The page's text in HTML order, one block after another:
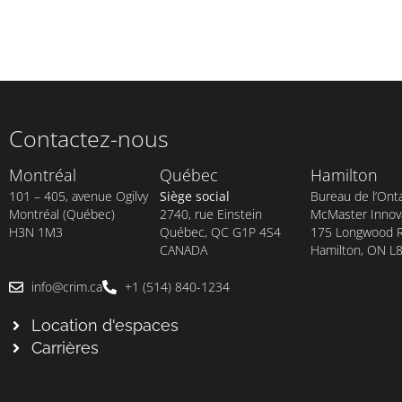
Contactez-nous
Montréal
101 – 405, avenue Ogilvy
Montréal (Québec)
H3N 1M3
Québec
Siège social
2740, rue Einstein
Québec, QC G1P 4S4
CANADA
Hamilton
Bureau de
McMaster
175 Longwood
Hamilton, ON
info@crim.ca +1 (514) 840-1234
Location d'espaces
Carrières